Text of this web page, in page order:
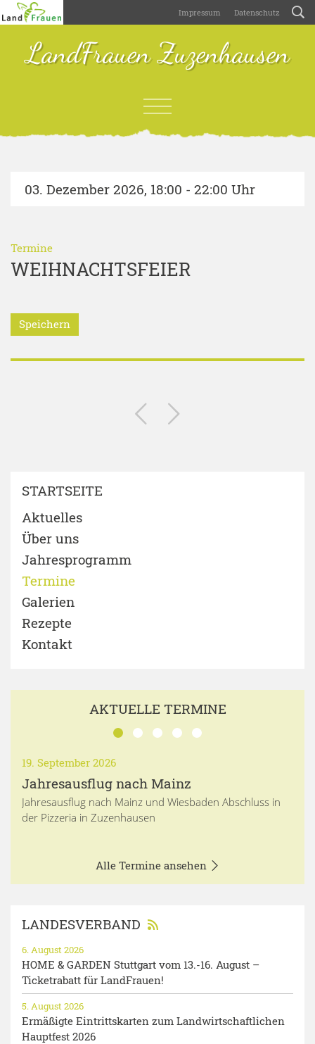
Impressum Datenschutz
LandFrauen Zuzenhausen
03. Dezember 2026, 18:00 - 22:00 Uhr
Termine
WEIHNACHTSFEIER
Speichern
STARTSEITE
Aktuelles
Über uns
Jahresprogramm
Termine
Galerien
Rezepte
Kontakt
AKTUELLE TERMINE
19. September 2026
Jahresausflug nach Mainz
Jahresausflug nach Mainz und Wiesbaden Abschluss in
der Pizzeria in Zuzenhausen
Alle Termine ansehen
LANDESVERBAND
HOME & GARDEN Stuttgart vom 13.-16. August –
Ticketrabatt für LandFrauen!
6. August 2026
Ermäßigte Eintrittskarten zum Landwirtschaftlichen
Hauptfest 2026
5. August 2026